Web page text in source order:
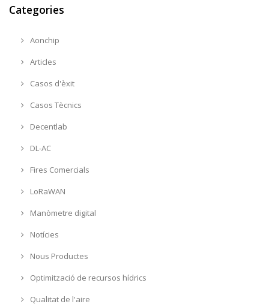
Categories
Aonchip
Articles
Casos d'èxit
Casos Tècnics
Decentlab
DL-AC
Fires Comercials
LoRaWAN
Manòmetre digital
Notícies
Nous Productes
Optimització de recursos hídrics
Qualitat de l'aire